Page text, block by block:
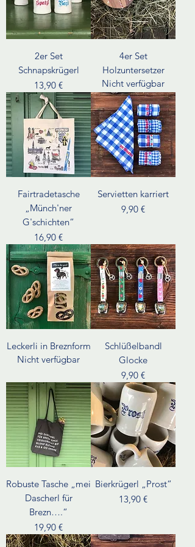
2er Set
Schnapskrügerl
Preis
13,90 €
4er Set
Holzuntersetzer
Nicht verfügbar
Fairtradetasche
„Münch'ner
G'schichten“
Preis
16,90 €
Servietten karriert
Preis
9,90 €
Leckerli in Breznform
Nicht verfügbar
Schlüßelbandl
Glocke
Preis
9,90 €
Robuste Tasche „mei
Dascherl für
Brezn….“
Preis
19,90 €
Bierkrügerl „Prost“
Preis
13,90 €